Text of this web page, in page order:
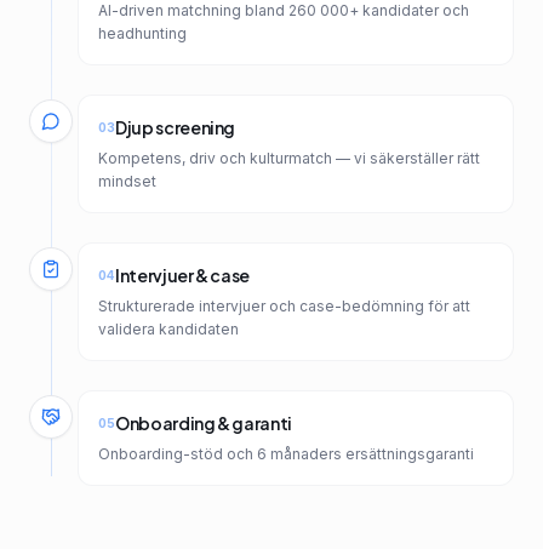
AI-driven matchning bland 260 000+ kandidater och
headhunting
03Djup screening
Kompetens, driv och kulturmatch — vi säkerställer rätt
mindset
04Intervjuer & case
Strukturerade intervjuer och case-bedömning för att
validera kandidaten
05Onboarding & garanti
Onboarding-stöd och 6 månaders ersättningsgaranti